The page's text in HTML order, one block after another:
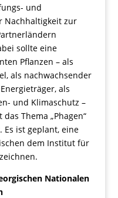
und
Nachhaltigkeit zur
sollte eine
Pflanzen – als
als nachwachsender
als
und Klimaschutz –
Thema „Phagen“
ist geplant, eine
dem Institut für
Nationalen